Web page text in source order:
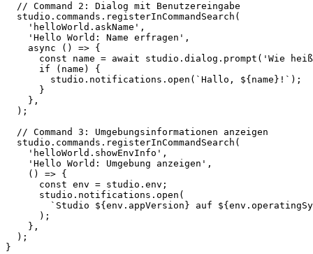
  // Command 2: Dialog mit Benutzereingabe
  studio.commands.
registerInCommandSearch (
    'helloWorld.askName'
,
    'Hello World: Name erfragen'
,
    async
() => {
      const
name = await studio.dialog. prompt ( 'Wie
      if
(name) {
        studio.notifications.
open ( `Hallo, ${ name }!` );
      }
    },
  );
  // Command 3: Umgebungsinformationen anzeigen
  studio.commands.
registerInCommandSearch (
    'helloWorld.showEnvInfo'
,
    'Hello World: Umgebung anzeigen'
,
    ()
=> {
      const
env = studio.env;
      studio.notifications.
open (
        `Studio ${
env . appVersion } auf ${ env .
      );
    },
  );
}